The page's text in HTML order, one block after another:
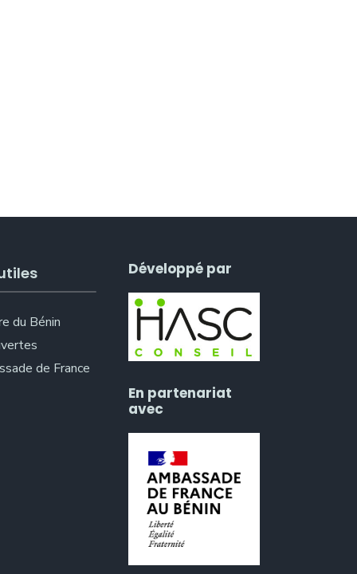
du Bénin
de France
Développé par
En partenariat
avec